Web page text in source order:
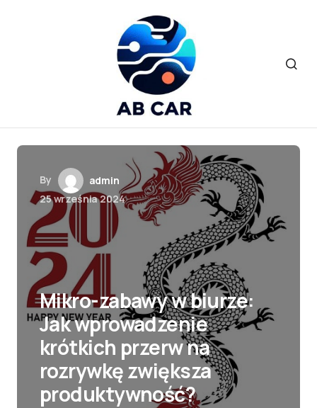
By
admin
25 września 2024
Mikro-zabawy w biurze:
Jak wprowadzenie
krótkich przerw na
rozrywkę zwiększa
produktywność?